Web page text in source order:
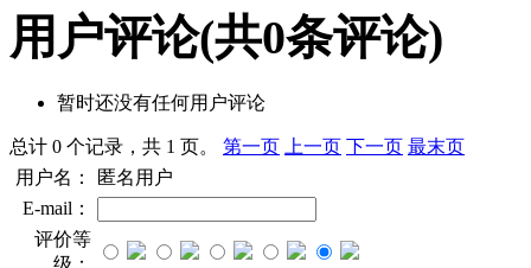
用户评论(共0条评论)
暂时还没有任何用户评论
总计 0 个记录，共 1 页。 第一页 上一页 下一页 最末页
用户名：
匿名用户
E-mail：
评价等